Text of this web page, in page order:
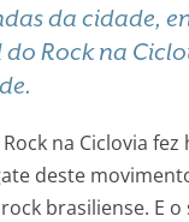
da cidade,
Rock na
na Ciclovia
deste
brasiliense. E